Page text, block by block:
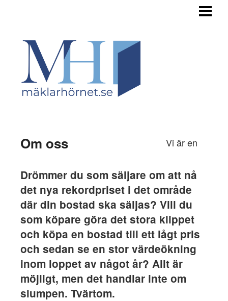
STEGET FÖRE
INFÖR FÖRSÄLJNING
OM BUDGIVNINGEN
Om oss
Drömmer du som säljare om att nå
det nya rekordpriset i det område
där din bostad ska säljas? Vill du
som köpare göra det stora klippet
och köpa en bostad till ett lågt pris
och sedan se en stor värdeökning
inom loppet av något år? Allt är
möjligt, men det handlar inte om
slumpen. Tvärtom.
Vi är en